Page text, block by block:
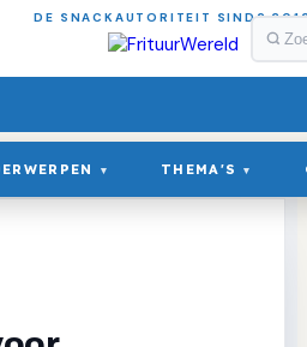
DE SNACKAUTORITEIT SINDS
▾ THEMA'S ▾